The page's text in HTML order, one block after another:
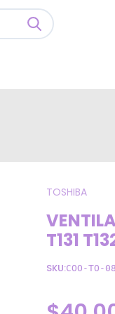
TOSHIBA
T131
SKU:COO-TO-08